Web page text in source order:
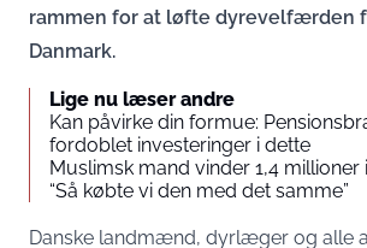
rammen for at løfte dyrevelfærden
Danmark.
Lige nu læser andre
Kan påvirke din formue:
fordoblet investeringer i dette
Muslimsk mand vinder 1,4 millioner
“Så købte vi den med det samme”
Danske landmænd, dyrlæger og alle